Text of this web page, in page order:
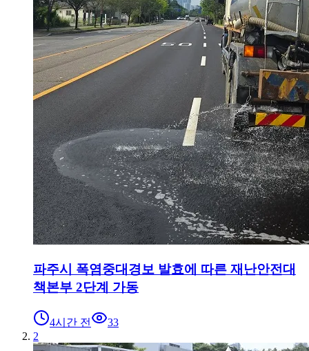
파주시 폭염중대경보 발효에 따른 재난안전대
책본부 2단계 가동
4시간 전
33
2